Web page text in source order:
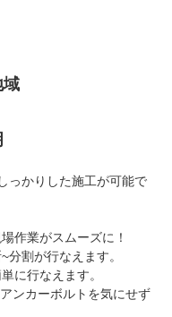
域
っかりした施工が可能で
作業がスムーズに！
割が行なえます。
に行なえます。
ンカーボルトを気にせず